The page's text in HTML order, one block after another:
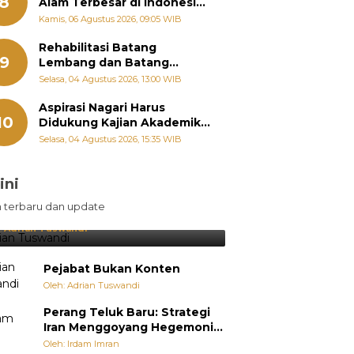
Groundbreaking September
Kamis, 06 Agustus 2026, 09:05 WIB
9
Rehabilitasi Batang
Lembang dan Batang
Gawan Segera Dimulai, Zigo
Berjalan
Selasa, 04 Agustus 2026, 13:00 WIB
Aspirasi Nagari Harus
Didukung Kajian Akademik,
Zigo Rolanda: Agar Mudah
Selasa, 04 Agustus 2026, 15:35 WIB
terbaru dan update
Lebih Diunggulkan, tetapi
Selalu Punya Cara Membuat
Adrian Tuswandi
Pejabat Bukan Konten
Oleh: Adrian Tuswandi
Perang Teluk Baru: Strategi
Iran Menggoyang Hegemoni
AS dari Dalam
Oleh: Irdam Imran